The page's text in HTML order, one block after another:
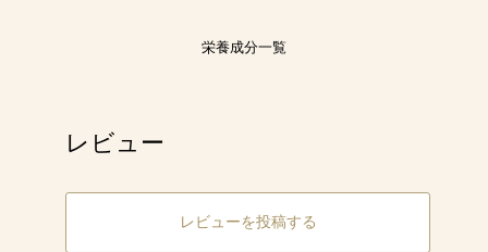
栄養成分一覧
レビュー
レビューを投稿する